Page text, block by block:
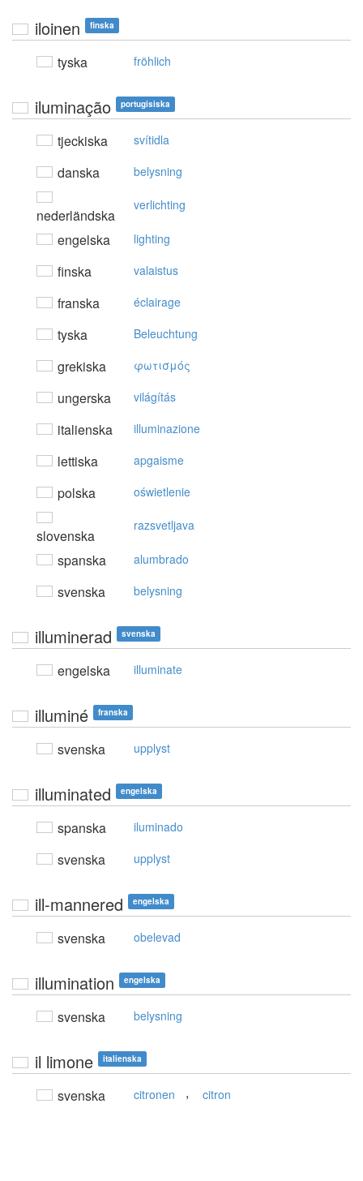
iloinen finska
tyska fröhlich
iluminação portugisiska
tjeckiska svítidla
danska belysning
nederländska
verlichting
engelska lighting
finska valaistus
franska éclairage
tyska Beleuchtung
grekiska φωτισμός
ungerska világítás
italienska illuminazione
lettiska apgaisme
polska oświetlenie
slovenska
razsvetljava
spanska alumbrado
svenska belysning
illuminerad svenska
engelska illuminate
illuminé franska
svenska upplyst
illuminated engelska
spanska iluminado
svenska upplyst
ill-mannered engelska
svenska obelevad
illumination engelska
svenska belysning
il limone italienska
svenska citronen , citron